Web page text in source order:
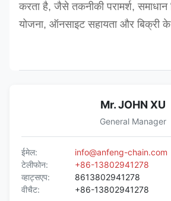
करता है, जैसे तकनीकी परामर्श, समाधान
योजना, ऑनसाइट सहायता और बिक्री के
Mr. JOHN XU
General Manager
ईमेल:
info@anfeng-chain.com
टेलीफोन:
+86-13802941278
व्हाट्सएप:
8613802941278
वीचैट:
+86-13802941278